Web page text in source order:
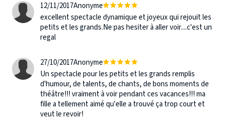
12/11/2017Anonyme
excellent spectacle dynamique et joyeux qui rejouit les
petits et les grands.Ne pas hesiter à aller voir....c'est un
regal
27/10/2017Anonyme
Un spectacle pour les petits et les grands remplis
d'humour, de talents, de chants, de bons moments de
théâtre!!! vraiment à voir pendant ces vacances!!! ma
fille a tellement aimé qu'elle a trouvé ça trop court et
veut le revoir!